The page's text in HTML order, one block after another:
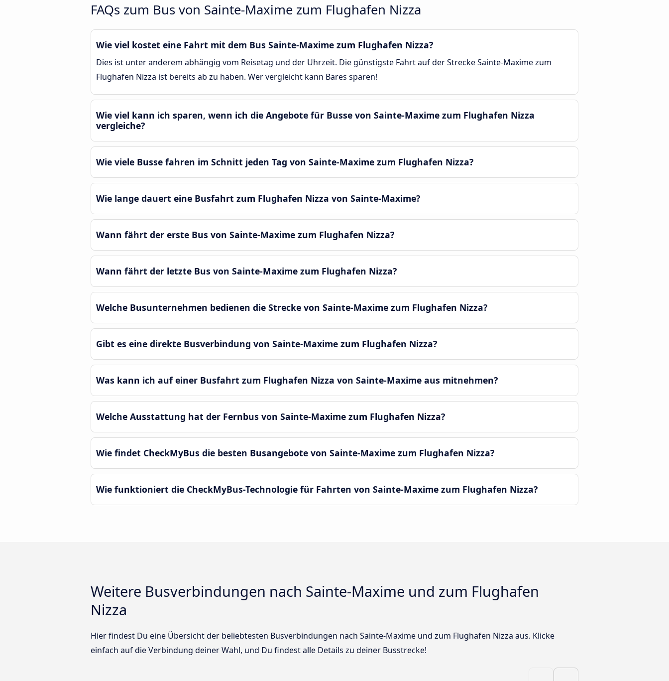
FAQs zum Bus von Sainte-Maxime zum Flughafen Nizza
Wie viel kostet eine Fahrt mit dem Bus Sainte-Maxime zum Flughafen Nizza?
Dies ist unter anderem abhängig vom Reisetag und der Uhrzeit. Die günstigste Fahrt auf der Strecke Sainte-Maxime zum
Flughafen Nizza ist bereits ab zu haben. Wer vergleicht kann Bares sparen!
Wie viel kann ich sparen, wenn ich die Angebote für Busse von Sainte-Maxime zum Flughafen Nizza
vergleiche?
Wie viele Busse fahren im Schnitt jeden Tag von Sainte-Maxime zum Flughafen Nizza?
Wie lange dauert eine Busfahrt zum Flughafen Nizza von Sainte-Maxime?
Wann fährt der erste Bus von Sainte-Maxime zum Flughafen Nizza?
Wann fährt der letzte Bus von Sainte-Maxime zum Flughafen Nizza?
Welche Busunternehmen bedienen die Strecke von Sainte-Maxime zum Flughafen Nizza?
Gibt es eine direkte Busverbindung von Sainte-Maxime zum Flughafen Nizza?
Was kann ich auf einer Busfahrt zum Flughafen Nizza von Sainte-Maxime aus mitnehmen?
Welche Ausstattung hat der Fernbus von Sainte-Maxime zum Flughafen Nizza?
Wie findet CheckMyBus die besten Busangebote von Sainte-Maxime zum Flughafen Nizza?
Wie funktioniert die CheckMyBus-Technologie für Fahrten von Sainte-Maxime zum Flughafen Nizza?
Weitere Busverbindungen nach Sainte-Maxime und zum Flughafen
Nizza
Hier findest Du eine Übersicht der beliebtesten Busverbindungen nach Sainte-Maxime und zum Flughafen Nizza aus. Klicke
einfach auf die Verbindung deiner Wahl, und Du findest alle Details zu deiner Busstrecke!